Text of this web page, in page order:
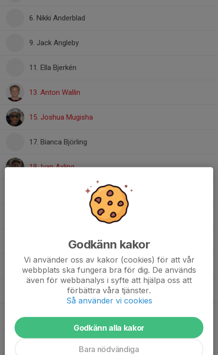
6. Nikki Anderblad
9. Jack Angleby
11. Ella Bjerkén
13. Anton Wallin
15. Joshua Mugisha
17. Bianca Björling
19. Ivan Axling
23. Edvin Sjunnesson
27. Mohammad Fawaz AI Jassem
28. Monchai Öberg
29. Georg Jonker
30. Frank Sikström
34. Leo Ålund
Godkänn kakor
Vi använder oss av kakor (cookies) för att vår
webbplats ska fungera bra för dig. De används
även för webbanalys i syfte att hjälpa oss att
förbättra våra tjänster.
Så använder vi cookies
Godkänn alla kakor
Bara nödvändiga